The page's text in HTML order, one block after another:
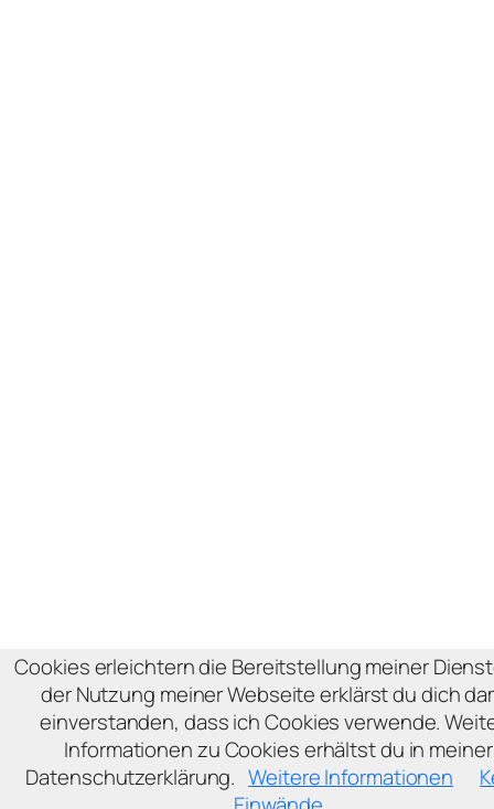
Cookies erleichtern die Bereitstellung meiner
der Nutzung meiner Webseite erklärst du dich
einverstanden, dass ich Cookies verwende.
Informationen zu Cookies erhältst du in meiner
Datenschutzerklärung. Weitere Informationen